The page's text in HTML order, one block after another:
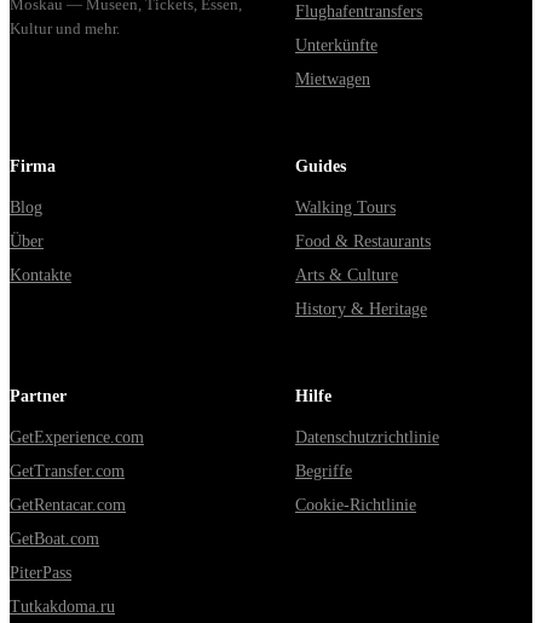
Moskau — Museen, Tickets, Essen,
Kultur und mehr.
Flughafentransfers
Unterkünfte
Mietwagen
Firma
Blog
Über
Kontakte
Guides
Walking Tours
Food & Restaurants
Arts & Culture
History & Heritage
Partner
GetExperience.com
GetTransfer.com
GetRentacar.com
GetBoat.com
PiterPass
Tutkakdoma.ru
Hilfe
Datenschutzrichtlinie
Begriffe
Cookie-Richtlinie